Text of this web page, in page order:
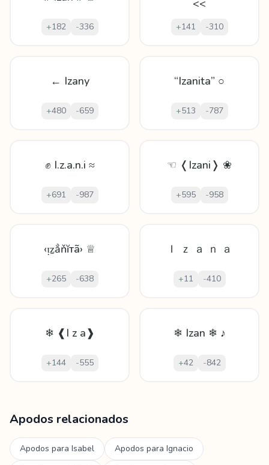
+182 -336
<<
+141 -310
← Izany
+480 -659
“Izanita” ○
+513 -787
✊ I.z.a.n.i ≈
+691 -987
☜ ❬Izani❭ ❀
+595 -958
‹ᴉẕẳňĭтã› ♕
+265 -638
Ｉ ｚ ａ ｎ ａ
+11 -410
❄ ❰I z a❱
+144 -555
❄ Izan ❄ ♪
+42 -842
Apodos relacionados
Apodos para Isabel Apodos para Ignacio